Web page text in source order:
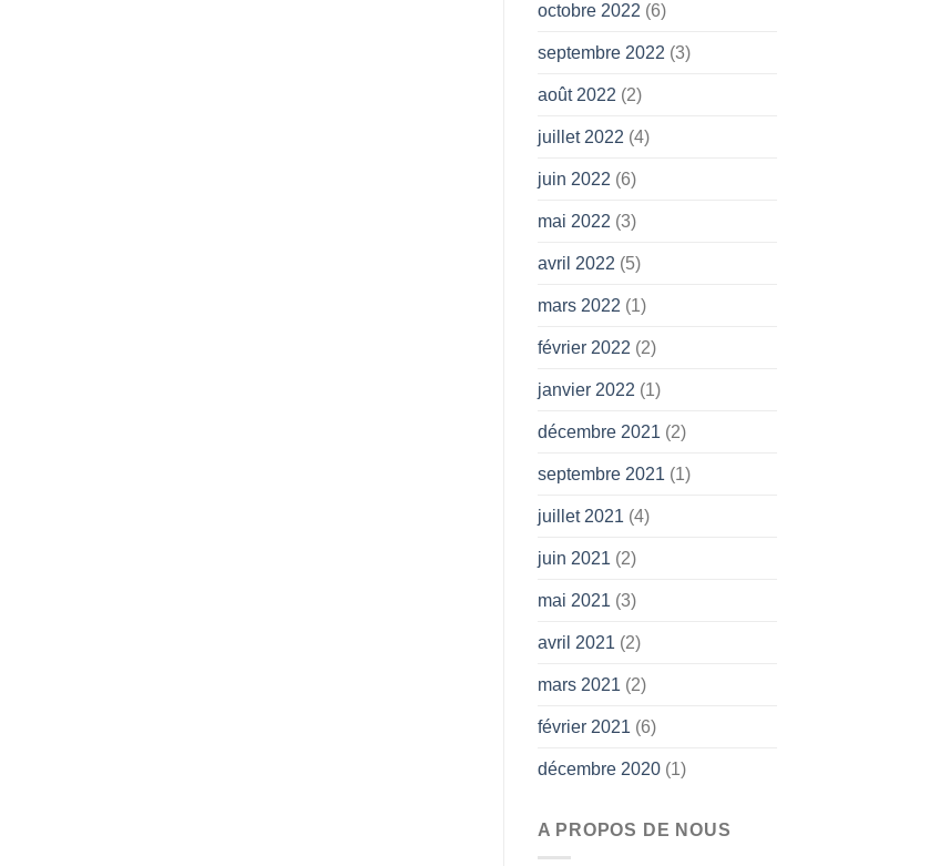
octobre 2022 (6)
septembre 2022 (3)
août 2022 (2)
juillet 2022 (4)
juin 2022 (6)
mai 2022 (3)
avril 2022 (5)
mars 2022 (1)
février 2022 (2)
janvier 2022 (1)
décembre 2021 (2)
septembre 2021 (1)
juillet 2021 (4)
juin 2021 (2)
mai 2021 (3)
avril 2021 (2)
mars 2021 (2)
février 2021 (6)
décembre 2020(1)
A PROPOS DE NOUS